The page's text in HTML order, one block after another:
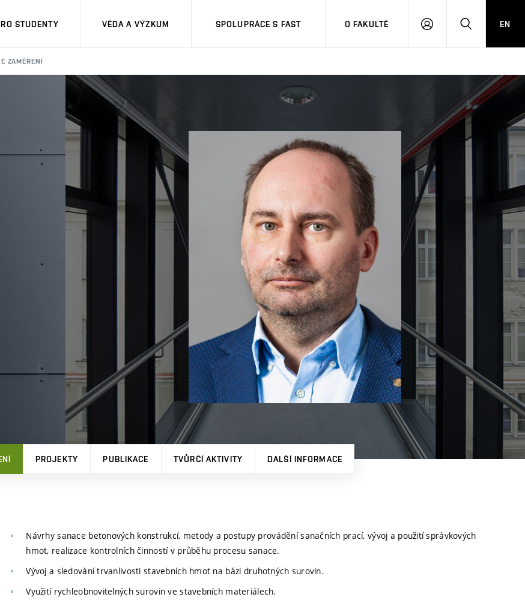
STUDENTY VĚDA A VÝZKUM SPOLUPRÁCE S FAST O FAKULTĚ
PŘIHLÁSITHLEDAT
EN
ZAMĚŘENÍ
PROJEKTY PUBLIKACE TVŮRČÍ AKTIVITY DALŠÍ INFORMACE
Návrhy sanace betonových konstrukcí, metody a postupy provádění sanačních prací, vývoj a použití správkových
hmot, realizace kontrolních činností v průběhu procesu sanace.
Vývoj a sledování trvanlivosti stavebních hmot na bázi druhotných surovin.
Využití rychleobnovitelných surovin ve stavebních materiálech.